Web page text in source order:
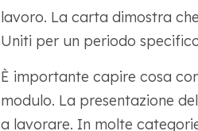
lavoro. La carta dimostra
Uniti per un periodo
È importante capire cosa
modulo. La presentazione
a lavorare. In molte